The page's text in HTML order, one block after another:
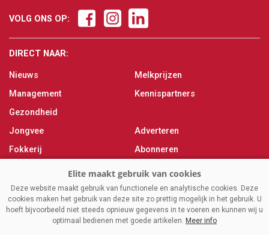
VOLG ONS OP:
DIRECT NAAR:
Nieuws
Management
Gezondheid
Jongvee
Fokkerij
Melken
Magazine
Melkprijzen
Kennispartners
Adverteren
Abonneren
Over ons
Contact
Deze website maakt gebruik van functionele en analytische cookies. Deze
cookies maken het gebruik van deze site zo prettig mogelijk in het gebruik. U
hoeft bijvoorbeeld niet steeds opnieuw gegevens in te voeren en kunnen wij u
optimaal bedienen met goede artikelen. Meer info